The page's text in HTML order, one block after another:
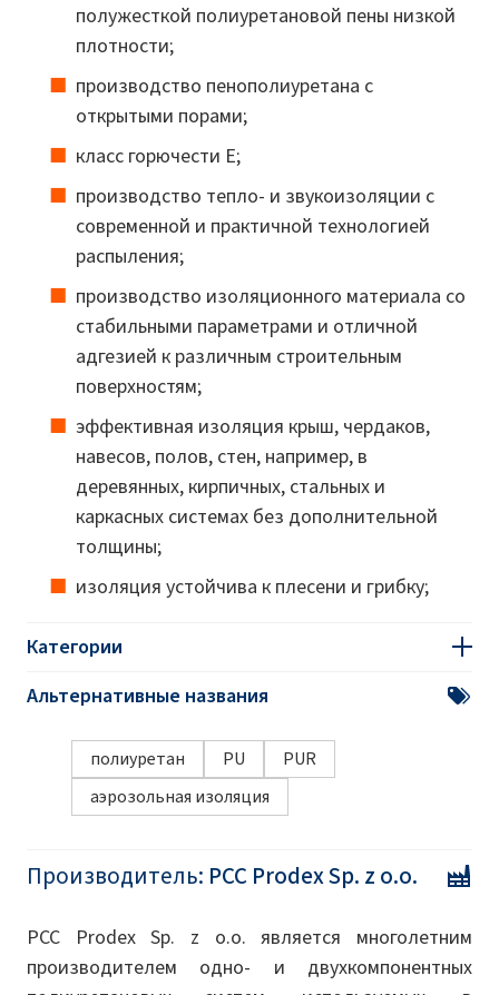
полужесткой полиуретановой пены низкой
плотности;
производство пенополиуретана с
открытыми порами;
класс горючести Е;
производство тепло- и звукоизоляции с
современной и практичной технологией
распыления;
производство изоляционного материала со
стабильными параметрами и отличной
адгезией к различным строительным
поверхностям;
эффективная изоляция крыш, чердаков,
навесов, полов, стен, например, в
деревянных, кирпичных, стальных и
каркасных системах без дополнительной
толщины;
изоляция устойчива к плесени и грибку;
Категории
Альтернативные названия
полиуретан PU
​​PUR
аэрозольная изоляция
Производитель: PCC Prodex Sp. z o.o.
PCC Prodex Sp. z o.o. является многолетним
производителем одно- и двухкомпонентных